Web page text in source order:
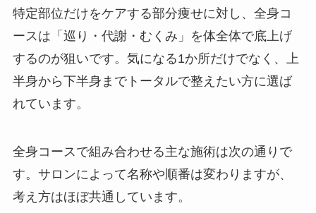
特定部位だけをケアする部分痩せに対し、全身コ
ースは「巡り・代謝・むくみ」を体全体で底上げ
するのが狙いです。気になる1か所だけでなく、上
半身から下半身までトータルで整えたい方に選ば
れています。
全身コースで組み合わせる主な施術は次の通りで
す。サロンによって名称や順番は変わりますが、
考え方はほぼ共通しています。